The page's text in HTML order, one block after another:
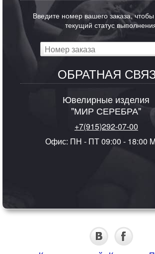
Введите номер вашего заказа, чтобы
текущий статус
ОБРАТНАЯ
Ювелирные изделия
"МИР СЕРЕБРА"
+7(915)292-07-00
Офис: ПН - ПТ 09:00 - 18:00